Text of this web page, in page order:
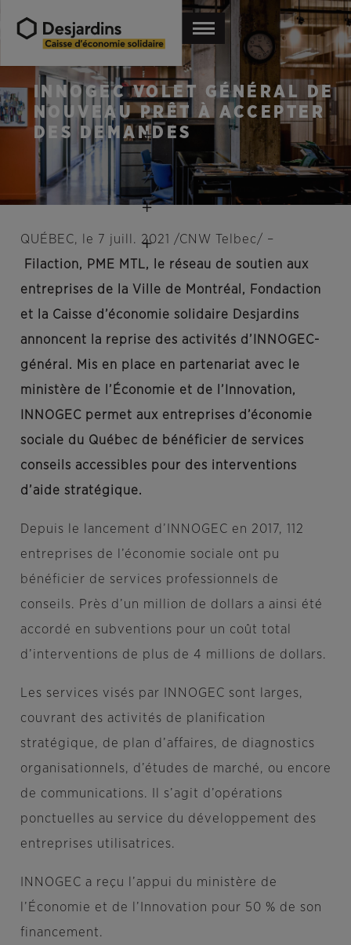
INNOGEC VOLET GÉNÉRAL DE
NOUVEAU PRÊT À ACCEPTER
DES DEMANDES
QUÉBEC, le 7 juill. 2021 /CNW Telbec/ –
Filaction, PME MTL, le réseau de soutien aux
entreprises de la Ville de Montréal, Fondaction
et la Caisse d’économie solidaire Desjardins
annoncent la reprise des activités d’INNOGEC-
général. Mis en place en partenariat avec le
ministère de l’Économie et de l’Innovation,
INNOGEC permet aux entreprises d’économie
sociale du Québec de bénéficier de services
conseils accessibles pour des interventions
d’aide stratégique.
Depuis le lancement d’INNOGEC en 2017, 112
entreprises de l’économie sociale ont pu
bénéficier de services professionnels de
conseils. Près d’un million de dollars a ainsi été
accordé en subventions pour un coût total
d’interventions de plus de 4 millions de dollars.
Les services visés par INNOGEC sont larges,
couvrant des activités de planification
stratégique, de plan d’affaires, de diagnostics
organisationnels, d’études de marché, ou encore
de communications. Il s’agit d’opérations
ponctuelles au service du développement des
entreprises utilisatrices.
INNOGEC a reçu l’appui du ministère de
l’Économie et de l’Innovation pour 50 % de son
financement.